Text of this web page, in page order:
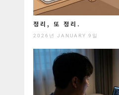
정리, 또 정리.
2026년 JANUARY 9일